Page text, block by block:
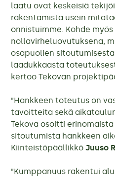
laatu ovat keskeisiä
rakentamista usein
onnistuimme. Kohde
nollavirheluovutuksena,
osapuolien
laadukkaasta
kertoo Tekovan
”Hankkeen toteutus on
tavoitteita sekä
Tekova osoitti
sitoutumista hankkeen
Kiinteistöpäällikkö Juuso
”Kumppanuus rakentui